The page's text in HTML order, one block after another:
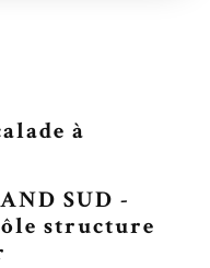
à
SUD -
structure